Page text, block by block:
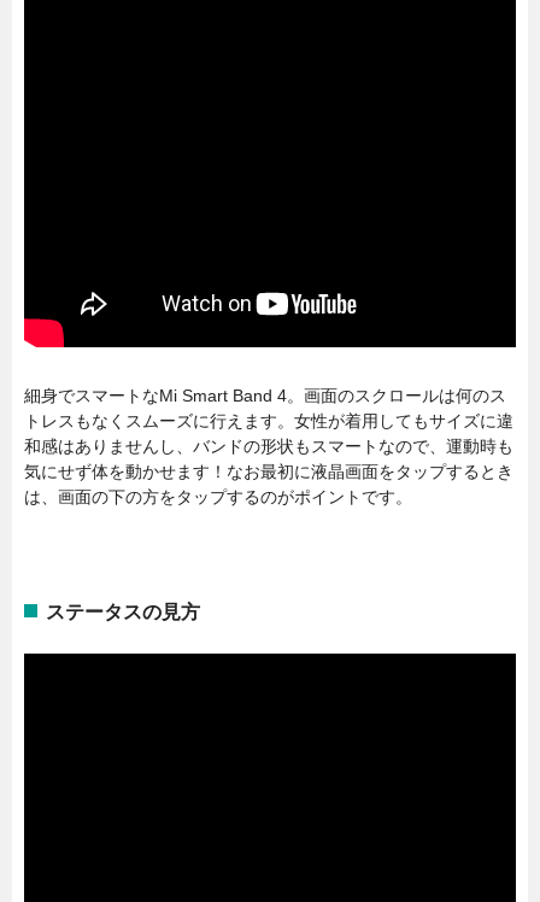
細身でスマートなMi Smart Band 4。画面のスクロールは何のス
トレスもなくスムーズに行えます。女性が着用してもサイズに違
和感はありませんし、バンドの形状もスマートなので、運動時も
気にせず体を動かせます！なお最初に液晶画面をタップするとき
は、画面の下の方をタップするのがポイントです。
ステータスの見方